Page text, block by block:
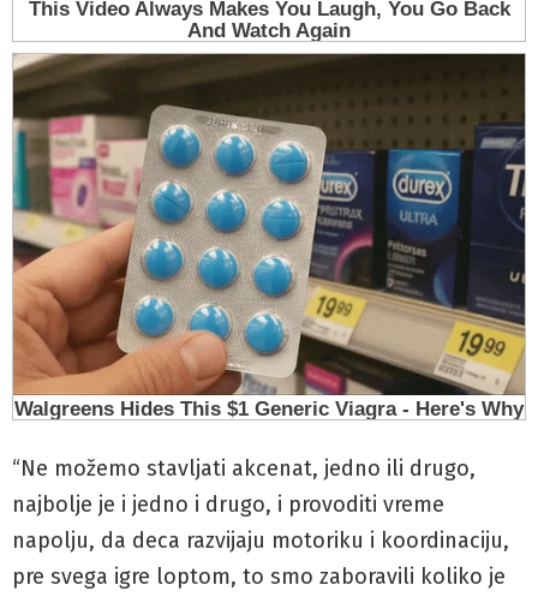
“Ne možemo stavljati akcenat, jedno ili drugo,
najbolje je i jedno i drugo, i provoditi vreme
napolju, da deca razvijaju motoriku i koordinaciju,
pre svega igre loptom, to smo zaboravili koliko je